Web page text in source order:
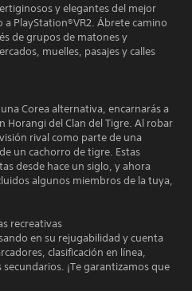
y elegantes del mejor
PlayStation®VR2. Ábrete camino
de grupos de matones y
muelles, pasajes y calles
Corea alternativa, encarnarás a
Horangi del Clan del Tigre. Al robar
rival como parte de una
un cachorro de tigre. Estas
desde hace un siglo, y ahora
algunos miembros de la tuya,
recreativas
en su rejugabilidad y cuenta
clasificación en línea,
¡Te garantizamos que